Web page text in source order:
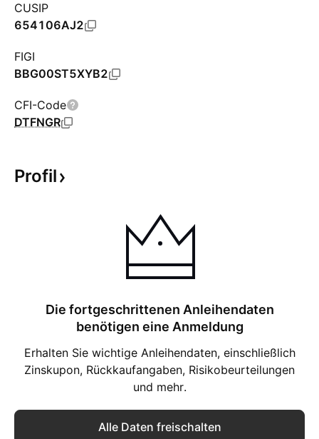
CUSIP
654106AJ2
FIGI
BBG00ST5XYB2
CFI-Code
DTFNGR
Profil
Die fortgeschrittenen Anleihendaten
benötigen eine Anmeldung
Erhalten Sie wichtige Anleihendaten, einschließlich
Zinskupon, Rückkaufangaben, Risikobeurteilungen
und mehr.
Alle Daten freischalten